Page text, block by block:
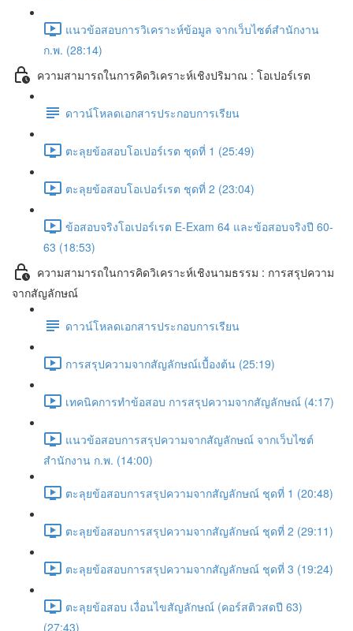
แนวข้อสอบการวิเคราะห์ข้อมูล จากเว็บไซต์สำนักงาน
ก.พ. (28:14)
ความสามารถในการคิดวิเคราะห์เชิงปริมาณ : โอเปอร์เรต
ดาวน์โหลดเอกสารประกอบการเรียน
ตะลุยข้อสอบโอเปอร์เรต ชุดที่ 1 (25:49)
ตะลุยข้อสอบโอเปอร์เรต ชุดที่ 2 (23:04)
ข้อสอบจริงโอเปอร์เรต E-Exam 64 และข้อสอบจริงปี 60-
63 (18:53)
ความสามารถในการคิดวิเคราะห์เชิงนามธรรม : การสรุปความ
จากสัญลักษณ์
ดาวน์โหลดเอกสารประกอบการเรียน
การสรุปความจากสัญลักษณ์เบื้องต้น (25:19)
เทคนิคการทำข้อสอบ การสรุปความจากสัญลักษณ์ (4:17)
แนวข้อสอบการสรุปความจากสัญลักษณ์ จากเว็บไซต์
สำนักงาน ก.พ. (14:00)
ตะลุยข้อสอบการสรุปความจากสัญลักษณ์ ชุดที่ 1 (20:48)
ตะลุยข้อสอบการสรุปความจากสัญลักษณ์ ชุดที่ 2 (29:11)
ตะลุยข้อสอบการสรุปความจากสัญลักษณ์ ชุดที่ 3 (19:24)
ตะลุยข้อสอบ เงื่อนไขสัญลักษณ์ (คอร์สติวสดปี 63)
(27:43)